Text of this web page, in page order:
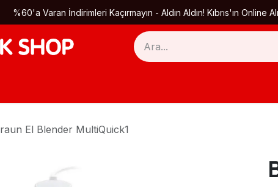
%60'a Varan İndirimleri Kaçırmayın - Aldın Aldın! Kıbrıs'ın
El Blender MultiQuick1